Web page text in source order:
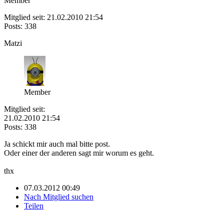
Mitglied seit: 21.02.2010 21:54
Posts: 338
Matzi
Member
Mitglied seit:
21.02.2010 21:54
Posts: 338
Ja schickt mir auch mal bitte post.
Oder einer der anderen sagt mir worum es geht.
thx
07.03.2012 00:49
Nach Mitglied suchen
Teilen